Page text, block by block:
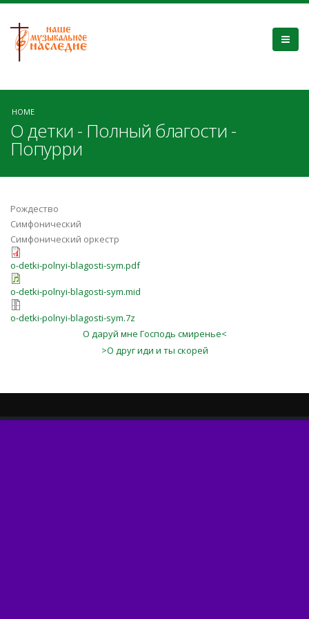
HOME
О детки - Полный благости -
Попурри
Рождество
Симфонический
Симфонический оркестр
o-detki-polnyi-blagosti-sym.pdf
o-detki-polnyi-blagosti-sym.mid
o-detki-polnyi-blagosti-sym.7z
О даруй мне Господь смиренье<
>О друг иди и ты скорей